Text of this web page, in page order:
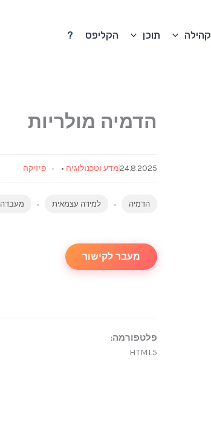
קהילה תוכן הקליפס ?
הדמיה מולריות
24.8.2025מדע וטכנולוגיה • פיזיקה
הדמיה למידה עצמאית מעבדה
מעבר לקישור
פלטפורמה:
HTML5